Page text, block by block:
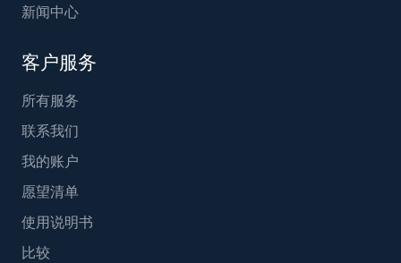
新闻中心
客户服务
所有服务
联系我们
我的账户
愿望清单
使用说明书
比较